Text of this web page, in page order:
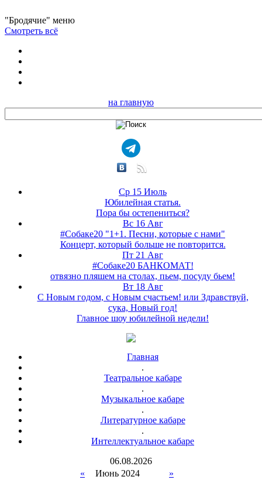
"Бродячие" меню
Смотреть всё
на главную
Ср 15 Июль
Юбилейная статья.
Пора бы остепениться?
Вс 16 Авг
#Собаке20 "1+1. Песни, которые с нами"
Концерт, который больше не повторится.
Пт 21 Авг
#Собаке20 БАНКОМАТ!
отвязно пляшем на столах, пьем, посуду бьем!
Вт 18 Авг
С Новым годом, с Новым счастьем! или Здравствуй,
сука, Новый год!
Главное шоу юбилейной недели!
Главная
.
Театральное кабаре
.
Музыкальное кабаре
.
Литературное кабаре
.
Интеллектуальное кабаре
06.08.2026
«
Июнь 2024
»